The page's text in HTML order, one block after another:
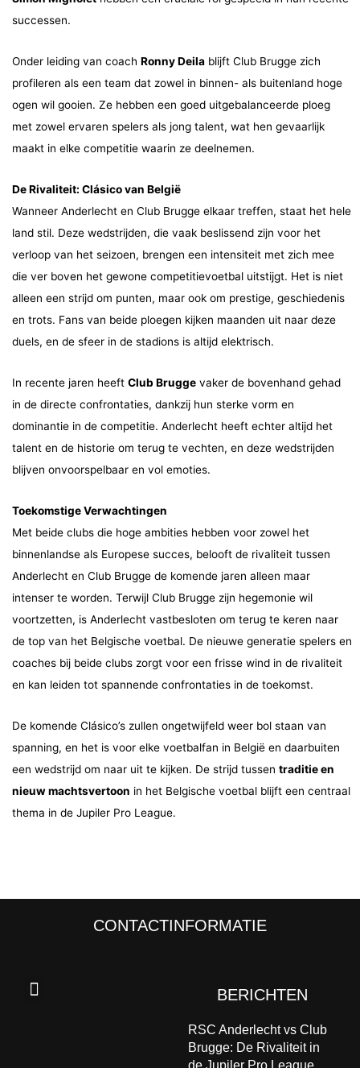
successen.
Onder leiding van coach Ronny Deila blijft Club Brugge zich
profileren als een team dat zowel in binnen- als buitenland hoge
ogen wil gooien. Ze hebben een goed uitgebalanceerde ploeg
met zowel ervaren spelers als jong talent, wat hen gevaarlijk
maakt in elke competitie waarin ze deelnemen.
De Rivaliteit: Clásico van België
Wanneer Anderlecht en Club Brugge elkaar treffen, staat het hele
land stil. Deze wedstrijden, die vaak beslissend zijn voor het
verloop van het seizoen, brengen een intensiteit met zich mee
die ver boven het gewone competitievoetbal uitstijgt. Het is niet
alleen een strijd om punten, maar ook om prestige, geschiedenis
en trots. Fans van beide ploegen kijken maanden uit naar deze
duels, en de sfeer in de stadions is altijd elektrisch.
In recente jaren heeft Club Brugge vaker de bovenhand gehad
in de directe confrontaties, dankzij hun sterke vorm en
dominantie in de competitie. Anderlecht heeft echter altijd het
talent en de historie om terug te vechten, en deze wedstrijden
blijven onvoorspelbaar en vol emoties.
Toekomstige Verwachtingen
Met beide clubs die hoge ambities hebben voor zowel het
binnenlandse als Europese succes, belooft de rivaliteit tussen
Anderlecht en Club Brugge de komende jaren alleen maar
intenser te worden. Terwijl Club Brugge zijn hegemonie wil
voortzetten, is Anderlecht vastbesloten om terug te keren naar
de top van het Belgische voetbal. De nieuwe generatie spelers en
coaches bij beide clubs zorgt voor een frisse wind in de rivaliteit
en kan leiden tot spannende confrontaties in de toekomst.
De komende Clásico’s zullen ongetwijfeld weer bol staan van
spanning, en het is voor elke voetbalfan in België en daarbuiten
een wedstrijd om naar uit te kijken. De strijd tussen traditie en
nieuw machtsvertoon in het Belgische voetbal blijft een centraal
thema in de Jupiler Pro League.
CONTACTINFORMATIE
BERICHTEN
RSC Anderlecht vs Club
Brugge: De Rivaliteit in